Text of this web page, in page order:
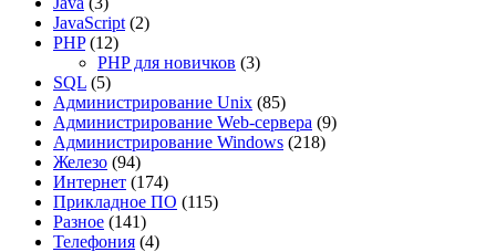
JavaScript (2)
PHP(12)
PHP для новичков (3)
SQL (5)
Администрирование Unix (85)
Администрирование Web-сервера (9)
Администрирование Windows (218)
Железо (94)
Интернет (174)
Прикладное ПО (115)
Разное (141)
Телефония (4)